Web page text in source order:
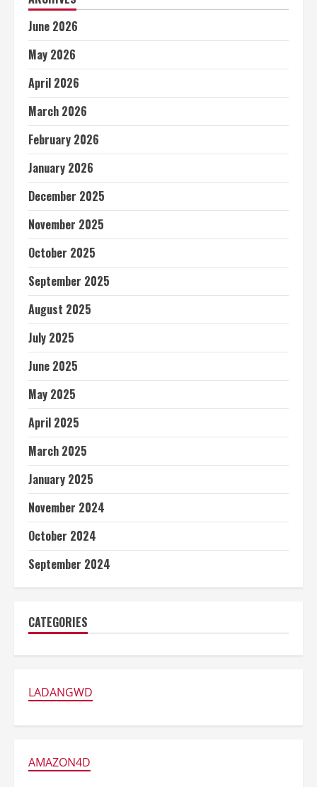
June 2026
May 2026
April 2026
March 2026
February 2026
January 2026
December 2025
November 2025
October 2025
September 2025
August 2025
July 2025
June 2025
May 2025
April 2025
March 2025
January 2025
November 2024
October 2024
September 2024
CATEGORIES
LADANGWD
AMAZON4D